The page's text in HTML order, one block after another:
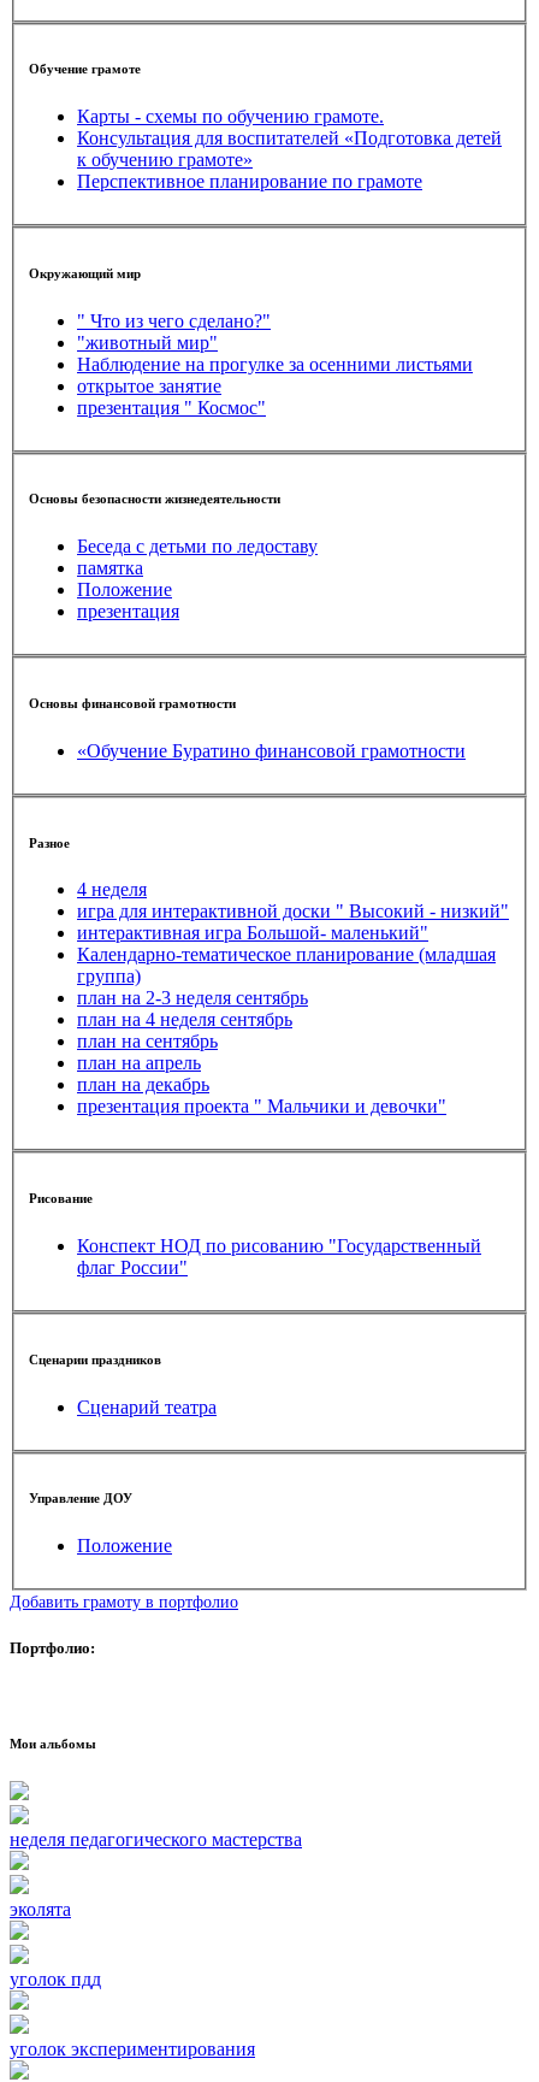
Обучение грамоте
Карты - схемы по обучению грамоте.
Консультация для воспитателей «Подготовка детей
к обучению грамоте»
Перспективное планирование по грамоте
Окружающий мир
" Что из чего сделано?"
"животный мир"
Наблюдение на прогулке за осенними листьями
открытое занятие
презентация " Космос"
Основы безопасности жизнедеятельности
Беседа с детьми по ледоставу
памятка
Положение
презентация
Основы финансовой грамотности
«Обучение Буратино финансовой грамотности
Разное
4 неделя
игра для интерактивной доски " Высокий - низкий"
интерактивная игра Большой- маленький"
Календарно-тематическое планирование (младшая
группа)
план на 2-3 неделя сентябрь
план на 4 неделя сентябрь
план на сентябрь
план на апрель
план на декабрь
презентация проекта " Мальчики и девочки"
Рисование
Конспект НОД по рисованию "Государственный
флаг России"
Сценарии праздников
Сценарий театра
Управление ДОУ
Положение
Добавить грамоту в портфолио
Портфолио:
Мои альбомы
неделя педагогического мастерства
эколята
уголок пдд
уголок экспериментирования